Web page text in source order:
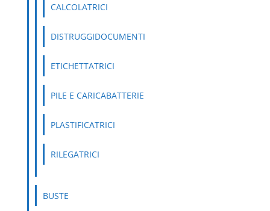
CALCOLATRICI
DISTRUGGIDOCUMENTI
ETICHETTATRICI
PILE E CARICABATTERIE
PLASTIFICATRICI
RILEGATRICI
BUSTE